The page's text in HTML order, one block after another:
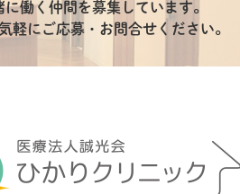
に働く仲間を募集しています。
軽にご応募・お問合せください。